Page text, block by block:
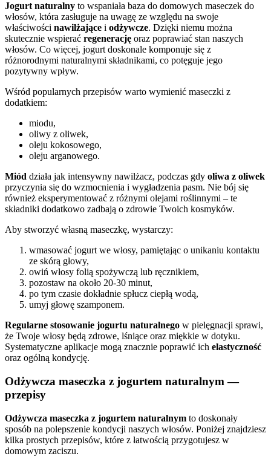
Jogurt naturalny to wspaniała baza do domowych maseczek do
włosów, która zasługuje na uwagę ze względu na swoje
właściwości nawilżające i odżywcze. Dzięki niemu można
skutecznie wspierać regenerację oraz poprawiać stan naszych
włosów. Co więcej, jogurt doskonale komponuje się z
różnorodnymi naturalnymi składnikami, co potęguje jego
pozytywny wpływ.
Wśród popularnych przepisów warto wymienić maseczki z
dodatkiem:
miodu,
oliwy z oliwek,
oleju kokosowego,
oleju arganowego.
Miód działa jak intensywny nawilżacz, podczas gdy oliwa z oliwek
przyczynia się do wzmocnienia i wygładzenia pasm. Nie bój się
również eksperymentować z różnymi olejami roślinnymi – te
składniki dodatkowo zadbają o zdrowie Twoich kosmyków.
Aby stworzyć własną maseczkę, wystarczy:
wmasować jogurt we włosy, pamiętając o unikaniu kontaktu
ze skórą głowy,
owiń włosy folią spożywczą lub ręcznikiem,
pozostaw na około 20-30 minut,
po tym czasie dokładnie spłucz ciepłą wodą,
umyj głowę szamponem.
Regularne stosowanie jogurtu naturalnego w pielęgnacji sprawi,
że Twoje włosy będą zdrowe, lśniące oraz miękkie w dotyku.
Systematyczne aplikacje mogą znacznie poprawić ich elastyczność
oraz ogólną kondycję.
Odżywcza maseczka z jogurtem naturalnym —
przepisy
Odżywcza maseczka z jogurtem naturalnym to doskonały
sposób na polepszenie kondycji naszych włosów. Poniżej znajdziesz
kilka prostych przepisów, które z łatwością przygotujesz w
domowym zaciszu.